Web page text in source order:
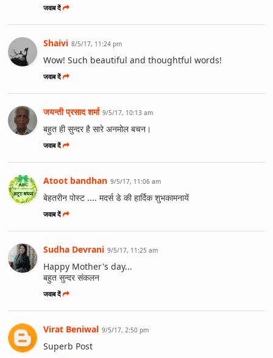
जवाब दें
Shaivi 8/5/17, 11:24 pm
Wow! Such beautiful and thoughtful words!
जवाब दें
जयन्ती प्रसाद शर्मा 9/5/17, 10:13 am
बहुत ही सुन्दर है सारे अनमोल बचन।
जवाब दें
Atoot bandhan 9/5/17, 11:06 am
बेहतरीन पोस्ट .... मदर्स डे की हार्दिक शुभकामनायें
जवाब दें
Sudha Devrani 9/5/17, 11:25 am
Happy Mother's day...
बहुत सुन्दर संकलन
जवाब दें
Virat Beniwal 9/5/17, 2:50 pm
Superb Post